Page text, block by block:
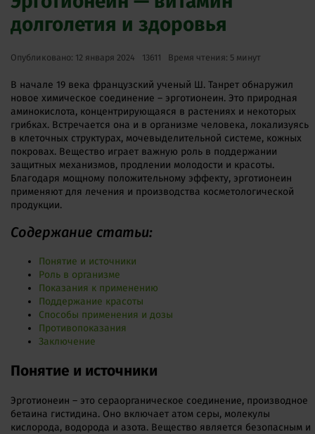
долголетия и здоровья
Опубликовано: 12 января 2024 13611 Время чтения: 5 минут
В начале 19 века французский ученый Ш. Танрет обнаружил
новое химическое соединение – эрготионеин. Это природная
аминокислота, концентрирующаяся в растениях и некоторых
грибках. Встречается она и в организме человека, локализуясь
в клеточных структурах, мочевыделительной системе, кожных
покровах. Вещество играет важную роль в поддержании
защитных механизмов, продлении молодости и красоты.
Благодаря мощному положительному эффекту, эрготионеин
применяют для лечения и производства косметологической
продукции.
Содержание статьи:
Понятие и источники
Роль в организме
Показания к применению
Поддержание красоты
Способы применения и дозы
Противопоказания
Заключение
Понятие и источники
Эрготионеин – это сераорганическое соединение, производное
бетаина гистидина. Оно включает атом серы, молекулы
кислорода, водорода и азота. Вещество является безопасным и